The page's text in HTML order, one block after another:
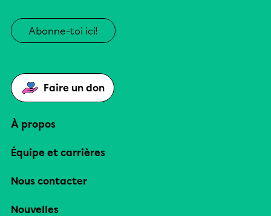
Abonne-toi ici!
Faire un don
À propos
Équipe et carrières
Nous contacter
Nouvelles